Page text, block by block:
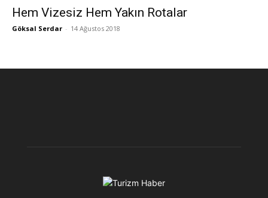
Hem Vizesiz Hem Yakın Rotalar
Göksal Serdar - 14 Ağustos 2018